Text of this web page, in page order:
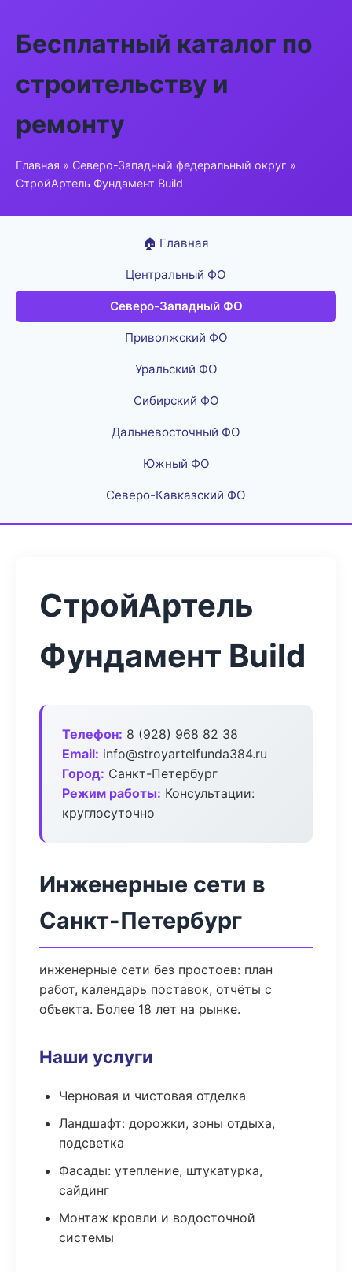
Бесплатный каталог по
строительству и
ремонту
Главная » Северо-Западный федеральный округ »
СтройАртель Фундамент Build
🏠 Главная
Центральный ФО
Северо-Западный ФО
Приволжский ФО
Уральский ФО
Сибирский ФО
Дальневосточный ФО
Южный ФО
Северо-Кавказский ФО
СтройАртель
Фундамент Build
Телефон: 8 (928) 968 82 38
Email: info@stroyartelfunda384.ru
Город: Санкт-Петербург
Режим работы: Консультации:
круглосуточно
Инженерные сети в
Санкт-Петербург
инженерные сети без простоев: план
работ, календарь поставок, отчёты с
объекта. Более 18 лет на рынке.
Наши услуги
Черновая и чистовая отделка
Ландшафт: дорожки, зоны отдыха,
подсветка
Фасады: утепление, штукатурка,
сайдинг
Монтаж кровли и водосточной
системы